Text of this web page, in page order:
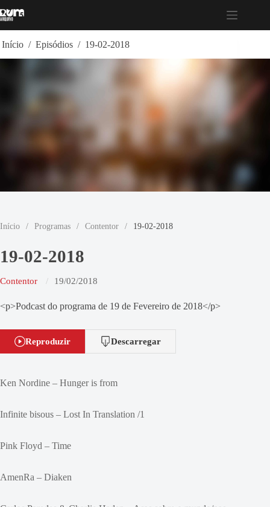
para
Início / Episódios / 19-02-2018
Início / Programas / Contentor / 19-02-2018
19-02-2018
Contentor 19/02/2018
<p>Podcast do programa de 19 de Fevereiro de 2018</p>
Reproduzir Descarregar
Ken Nordine – Hunger is from
Infinite bisous – Lost In Translation /1
Pink Floyd – Time
AmenRa – Diaken